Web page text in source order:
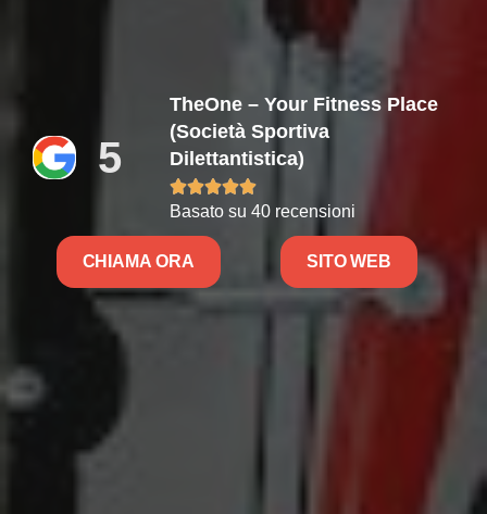
5
TheOne – Your Fitness Place
(Società Sportiva
Dilettantistica)

Basato su 40 recensioni
CHIAMA ORA SITO WEB